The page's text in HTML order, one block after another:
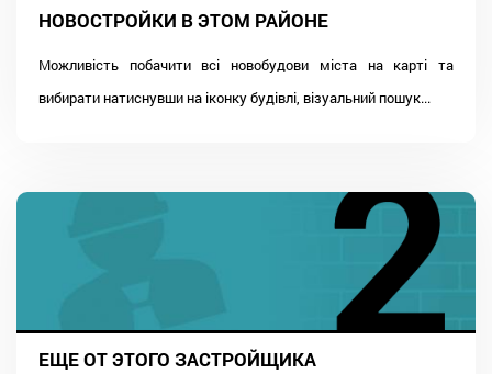
НОВОСТРОЙКИ В ЭТОМ РАЙОНЕ
Можливість побачити всі новобудови міста на карті та
вибирати натиснувши на іконку будівлі, візуальний пошук...
ЕЩЕ ОТ ЭТОГО ЗАСТРОЙЩИКА